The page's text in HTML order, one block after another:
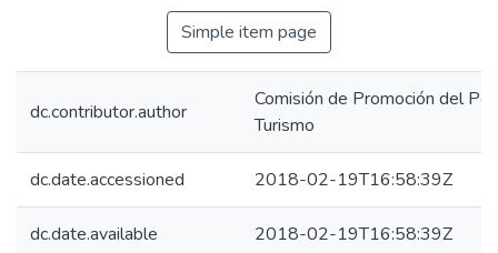
Simple item page
dc.contributor.author
Comisión de Promoción del
Turismo
dc.date.accessioned 2018-02-19T16:58:39Z
dc.date.available 2018-02-19T16:58:39Z